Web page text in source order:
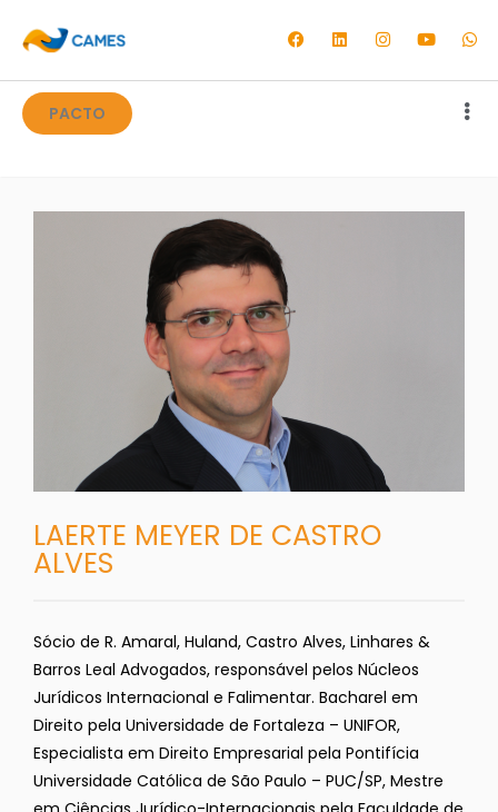
PACTO
LAERTE MEYER DE CASTRO
ALVES
Sócio de R. Amaral, Huland, Castro Alves, Linhares &
Barros Leal Advogados, responsável pelos Núcleos
Jurídicos Internacional e Falimentar. Bacharel em
Direito pela Universidade de Fortaleza – UNIFOR,
Especialista em Direito Empresarial pela Pontifícia
Universidade Católica de São Paulo – PUC/SP, Mestre